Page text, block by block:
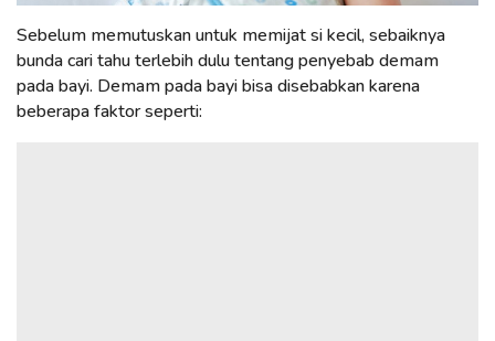
Sebelum memutuskan untuk memijat si kecil, sebaiknya
bunda cari tahu terlebih dulu tentang penyebab demam
pada bayi. Demam pada bayi bisa disebabkan karena
beberapa faktor seperti: